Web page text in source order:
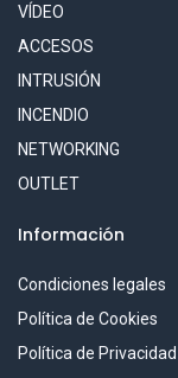
VÍDEO
ACCESOS
INTRUSIÓN
INCENDIO
NETWORKING
OUTLET
Información
Condiciones legales
Política de Cookies
Política de Privacidad